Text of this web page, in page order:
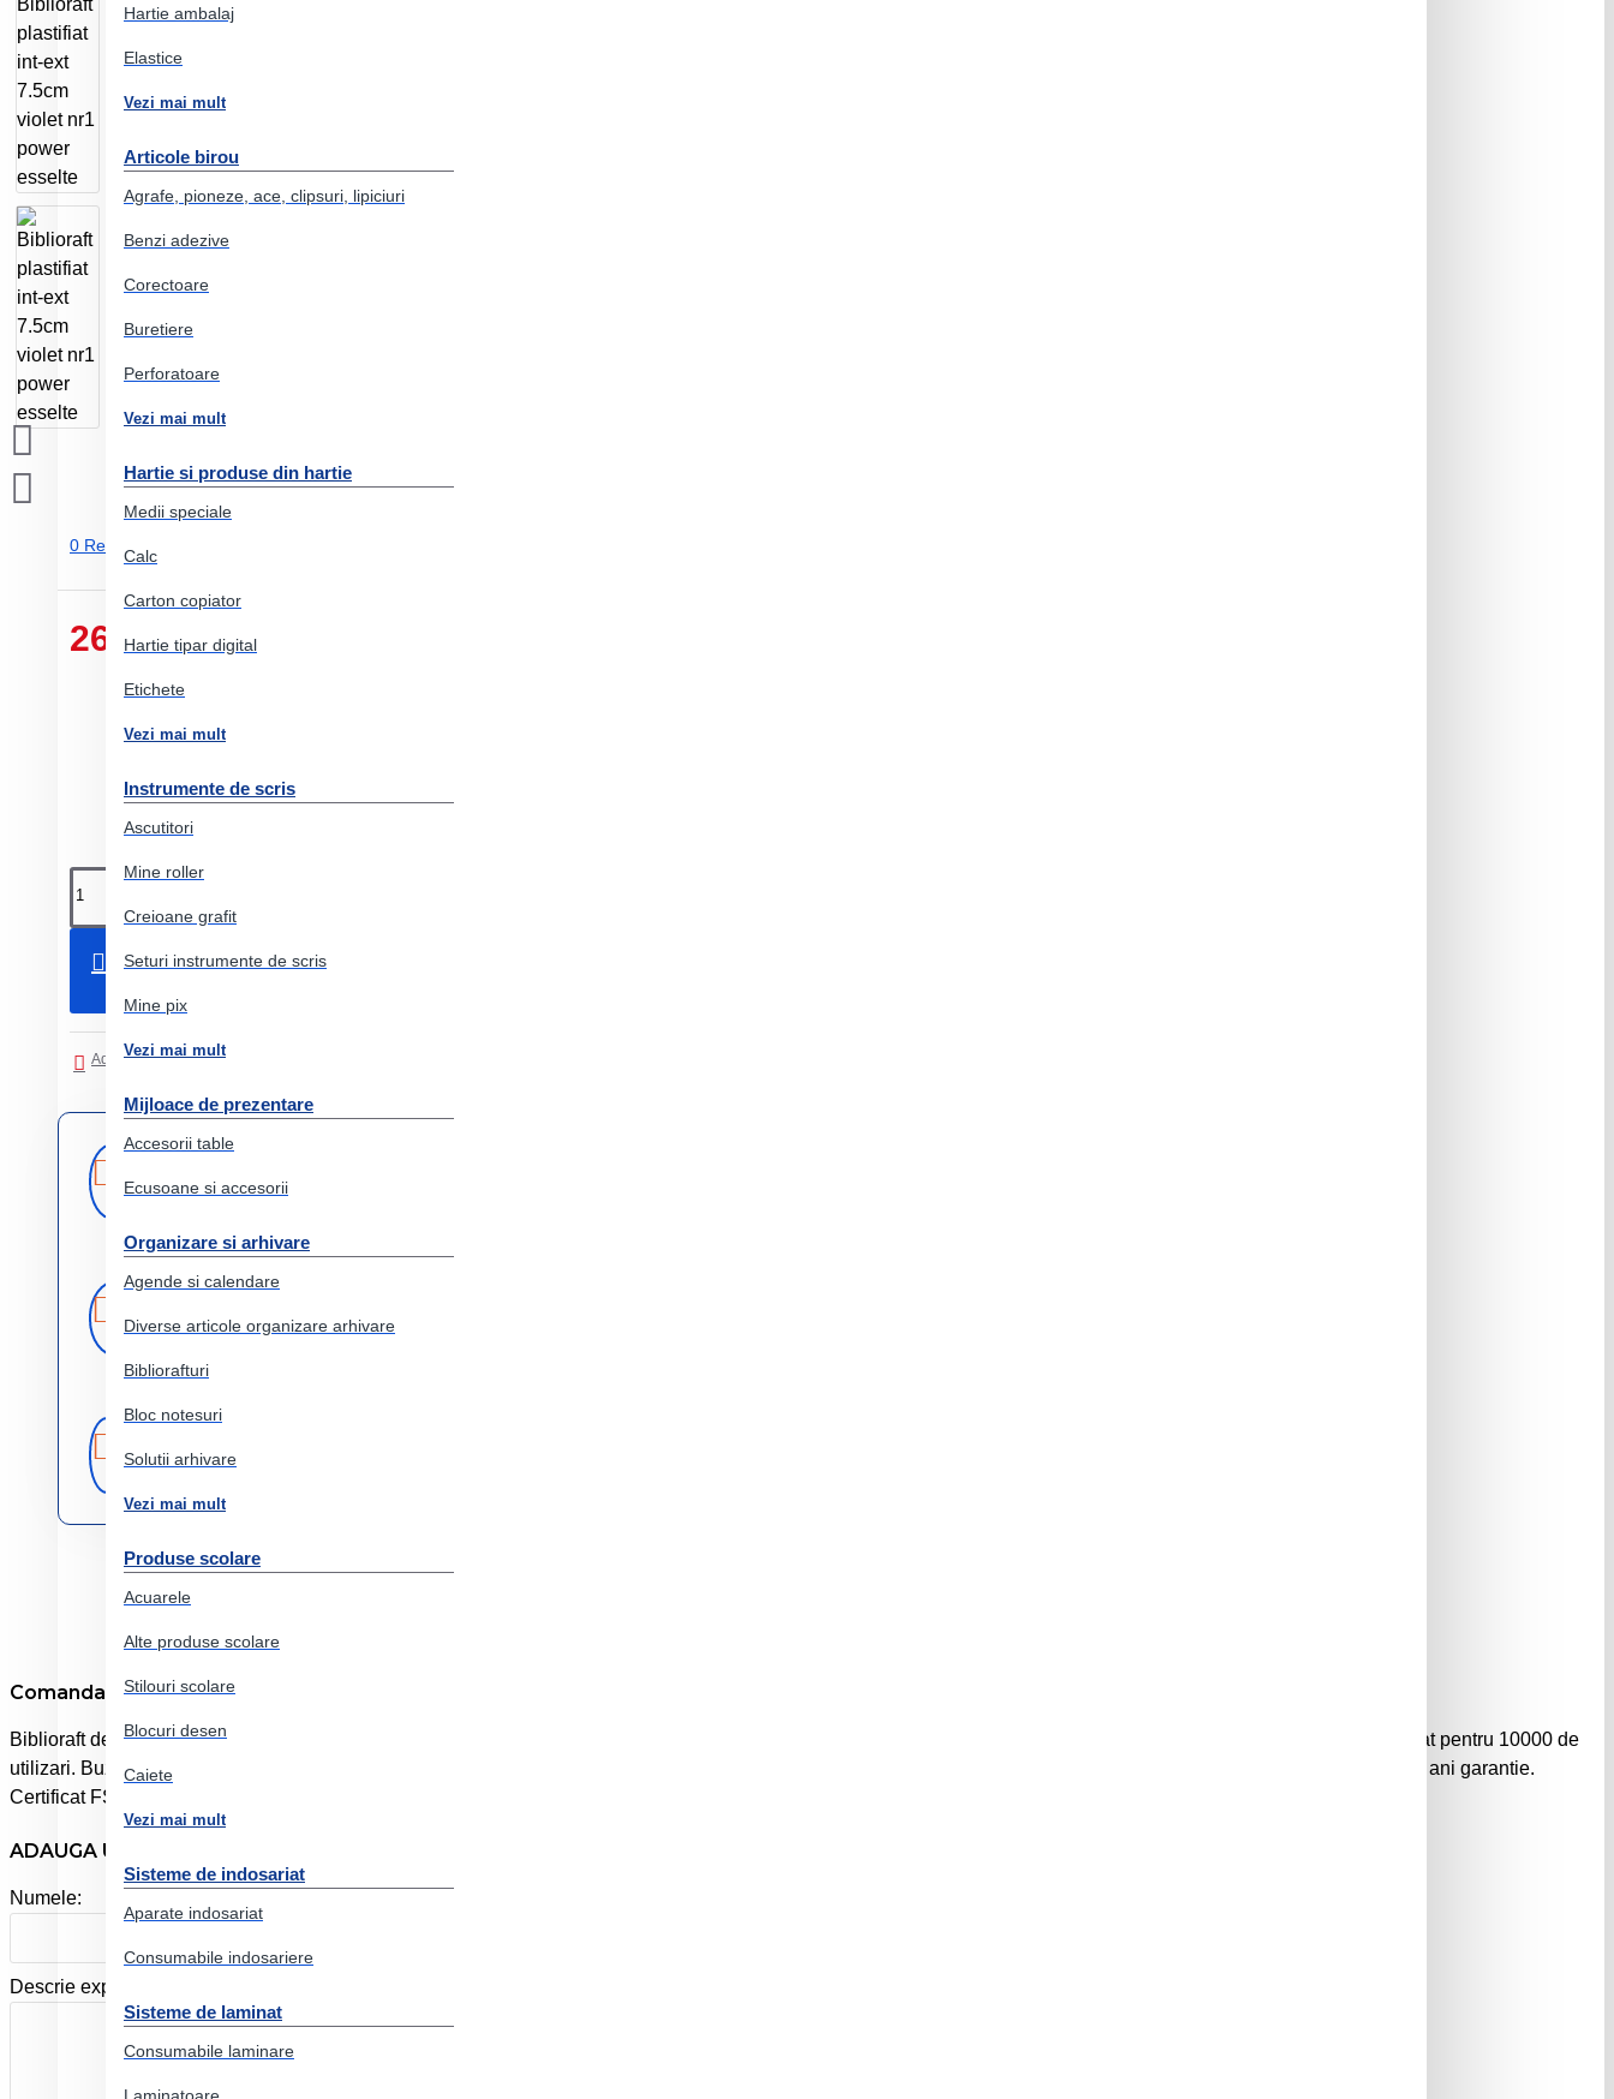
Hartie ambalaj
Elastice
Vezi mai mult
Articole birou
Agrafe, pioneze, ace, clipsuri, lipiciuri
Benzi adezive
Corectoare
Buretiere
Perforatoare
Vezi mai mult
Hartie si produse din hartie
Medii speciale
Calc
Carton copiator
Hartie tipar digital
Etichete
Vezi mai mult
Instrumente de scris
Ascutitori
Mine roller
Creioane grafit
Seturi instrumente de scris
Mine pix
Vezi mai mult
Mijloace de prezentare
Accesorii table
Ecusoane si accesorii
Organizare si arhivare
Agende si calendare
Diverse articole organizare arhivare
Bibliorafturi
Bloc notesuri
Solutii arhivare
Vezi mai mult
Produse scolare
Acuarele
Alte produse scolare
Stilouri scolare
Blocuri desen
Caiete
Vezi mai mult
Sisteme de indosariat
Aparate indosariat
Consumabile indosariere
Sisteme de laminat
Consumabile laminare
0 Review-uri.
26.77 Lei
Adauga in Cos
Adaugati in Lista de dorinte
Livrare
rapida
curier rapid
ReturReturnare
Produse
originale
originale
Comanda online Biblioraft plastifiat int-ext 7.5cm violet nr1 power esselte
Biblioraft de calitate, durabil, plastifiat interior si exterior cu polipropilena (PP). Mecanism patentat No.1, cu o extraordinara forta de inchidere si precizie, testat si garantat pentru 10000 de
utilizari. Buzunar pe cotor cu eticheta de carton interschimbabila. Echipat cu orificiu metalic de prindere, inele rado si margini protejate cu sina metalica. Mecanism cu 3 ani garantie.
Certificat FSC. Capacitate: 500 coli (80 g/mp). Format: A4. Latime cotor: 75 mm. Dimensiuni: 72 x 318 x 290 mm.
ADAUGA UN REVIEW
Numele:
Descrie experienta ta cu produsul: